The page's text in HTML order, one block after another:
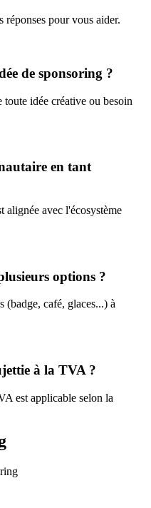
réponses pour vous aider.
de sponsoring ?
idée créative ou besoin
en tant
alignée avec l'écosystème
options ?
(badge, café, glaces...) à
à la TVA ?
est applicable selon la